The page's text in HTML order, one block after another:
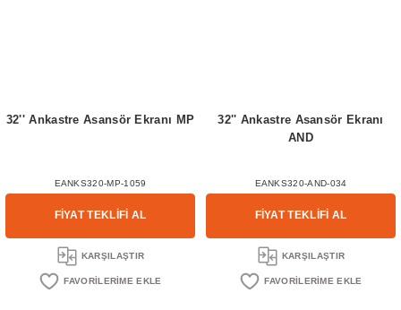
32'' Ankastre Asansör Ekranı MP
EANKS320-MP-1059
FİYAT TEKLİFİ AL
KARŞILAŞTIR
32'' Ankastre Asansör Ekranı
AND
EANKS320-AND-034
FİYAT TEKLİFİ AL
KARŞILAŞTIR